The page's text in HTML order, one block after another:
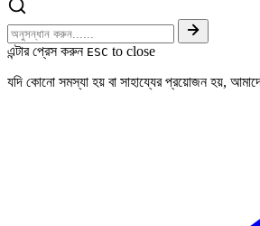
এন্টার প্রেস করুন ESC to close
যদি কোনো সমস্যা হয় বা সাহায্যের প্রয়োজন হয়,